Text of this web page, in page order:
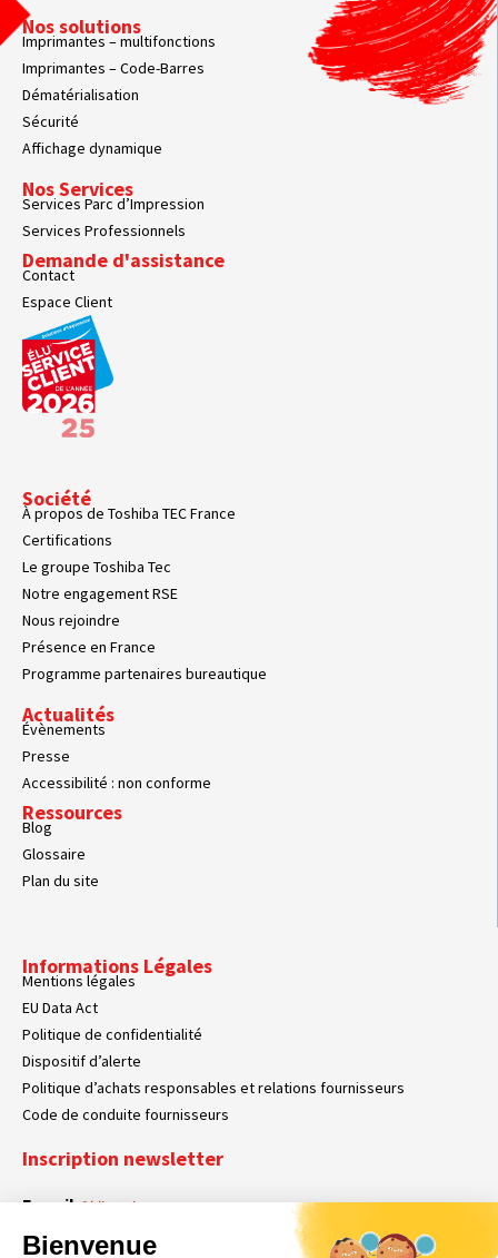
Nos solutions
Imprimantes – multifonctions
Imprimantes – Code-Barres
Dématérialisation
Sécurité
Affichage dynamique
Nos Services
Services Parc d’Impression
Services Professionnels
Demande d'assistance
Contact
Espace Client
Société
À propos de Toshiba TEC France
Certifications
Le groupe Toshiba Tec
Notre engagement RSE
Nous rejoindre
Présence en France
Programme partenaires bureautique
Actualités
Évènements
Presse
Accessibilité : non conforme
Ressources
Blog
Glossaire
Plan du site
Informations Légales
Mentions légales
EU Data Act
Politique de confidentialité
Dispositif d’alerte
Politique d’achats responsables et relations fournisseurs
Code de conduite fournisseurs
Inscription newsletter
E-mailObligatoire
Bienvenue